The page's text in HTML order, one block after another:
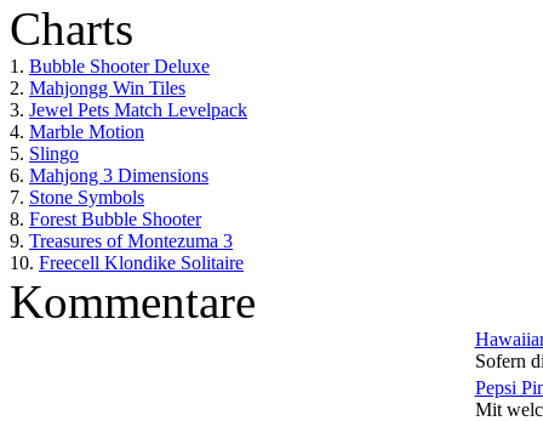
Charts
1. Bubble Shooter Deluxe
2. Mahjongg Win Tiles
3. Jewel Pets Match Levelpack
4. Marble Motion
5. Slingo
6. Mahjong 3 Dimensions
7. Stone Symbols
8. Forest Bubble Shooter
9. Treasures of Montezuma 3
10. Freecell Klondike Solitaire
Kommentare
Sofern
Pepsi
Mit